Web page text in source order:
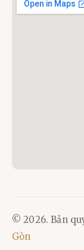
© 2026. Bản
Gòn